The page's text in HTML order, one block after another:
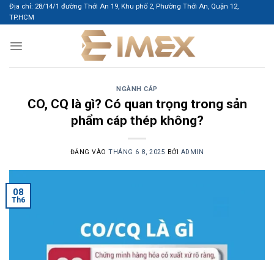
Bỏ
qua
dung
Địa chỉ: 28/14/1 đường Thới An 19, Khu phố 2, Phường Thới An, Quận 12,
TP.HCM
NGÀNH CÁP
CO, CQ là gì? Có quan trọng trong sản
phẩm cáp thép không?
ĐĂNG VÀOTHÁNG 6 8, 2025 BỞI ADMIN
08
Th6